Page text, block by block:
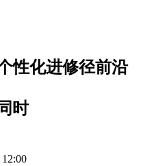
性化进修径前沿
时